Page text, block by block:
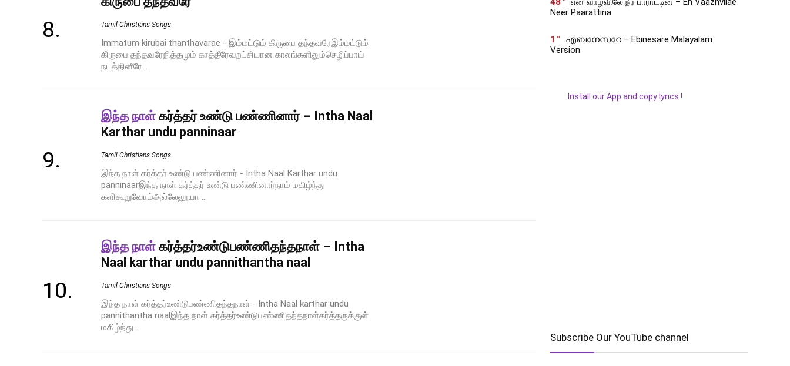
Tamil Christians Songs
Immatum kirubai thanthavarae - இம்மட்டும் கிருபை தந்தவரேஇம்மட்டும்
கிருபை தந்தவரேநித்தமும் காத்தீரேவறட்சியான காலங்களிலும்செழிப்பாய்
நடத்தினீரே...
இந்த நாள் கர்த்தர் உண்டு பண்ணினார் – Intha Naal
Karthar undu panninaar
Tamil Christians Songs
இந்த நாள் கர்த்தர் உண்டு பண்ணினார் - Intha Naal Karthar undu
panninaarஇந்த நாள் கர்த்தர் உண்டு பண்ணினார்நாம் மகிழ்ந்து
களிகூறுவோம்அல்லேலூயா ...
இந்த நாள் கர்த்தர்உண்டுபண்ணிதந்தநாள் – Intha
Naal karthar undu pannithantha naal
Tamil Christians Songs
இந்த நாள் கர்த்தர்உண்டுபண்ணிதந்தநாள் - Intha Naal karthar undu
pannithantha naalஇந்த நாள் கர்த்தர்உண்டுபண்ணிதந்தநாள்கர்த்தருக்குள்
மகிழ்ந்து ...
Neer Paarattina
1
എബനേസറേ – Ebinesare Malayalam
Version
Install our App and copy lyrics !
Subscribe Our YouTube channel